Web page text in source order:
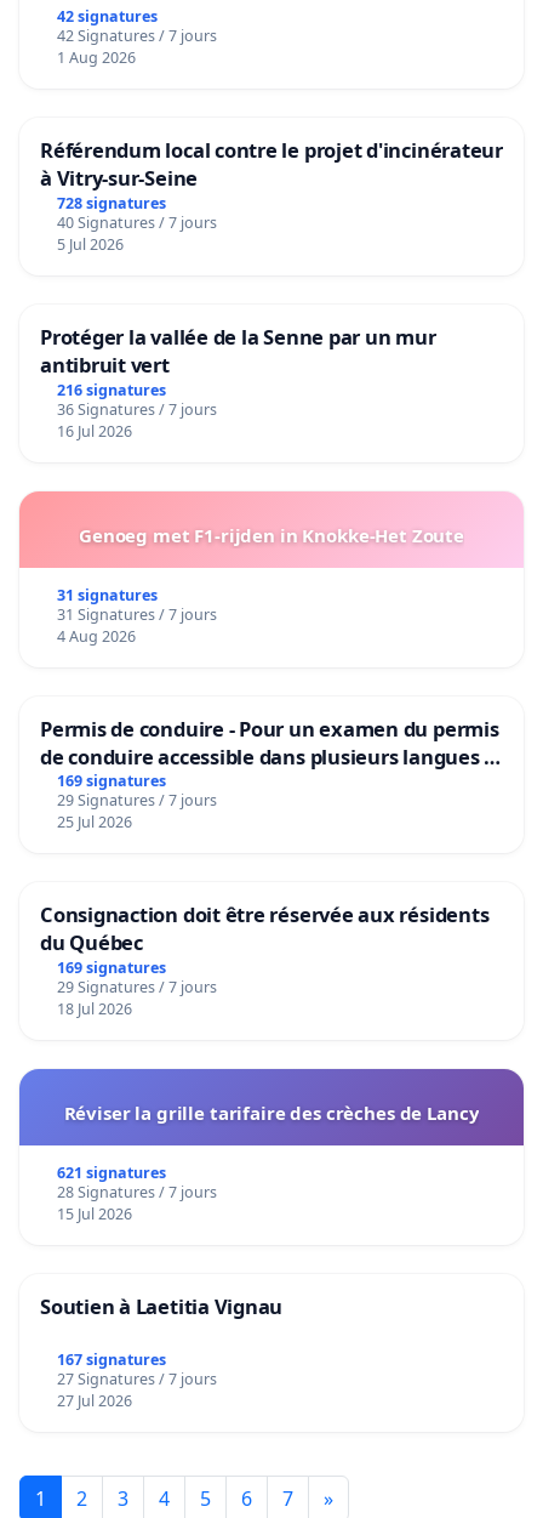
42 signatures
42 Signatures / 7 jours
1 Aug 2026
Référendum local contre le projet d'incinérateur
à Vitry-sur-Seine
728 signatures
40 Signatures / 7 jours
5 Jul 2026
Protéger la vallée de la Senne par un mur
antibruit vert
216 signatures
36 Signatures / 7 jours
16 Jul 2026
Genoeg met F1-rijden in Knokke-Het Zoute
31 signatures
31 Signatures / 7 jours
4 Aug 2026
Permis de conduire - Pour un examen du permis
de conduire accessible dans plusieurs langues à
Bruxelles
169 signatures
29 Signatures / 7 jours
25 Jul 2026
Consignaction doit être réservée aux résidents
du Québec
169 signatures
29 Signatures / 7 jours
18 Jul 2026
Réviser la grille tarifaire des crèches de Lancy
621 signatures
28 Signatures / 7 jours
15 Jul 2026
Soutien à Laetitia Vignau
167 signatures
27 Signatures / 7 jours
27 Jul 2026
1 2 3 4 5 6 7 »